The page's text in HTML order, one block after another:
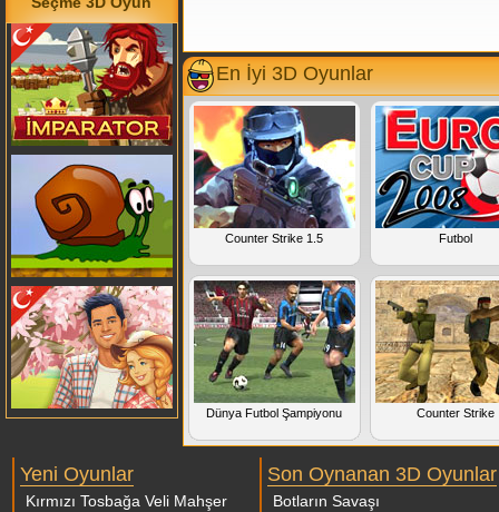
En İyi 3D Oyunlar
Counter Strike 1.5 Futbol
Dünya Futbol Şampiyonu Counter Strike
Yeni Oyunlar
Kırmızı Tosbağa Veli Mahşer
Son Oynanan 3D Oyunlar
Botların Savaşı